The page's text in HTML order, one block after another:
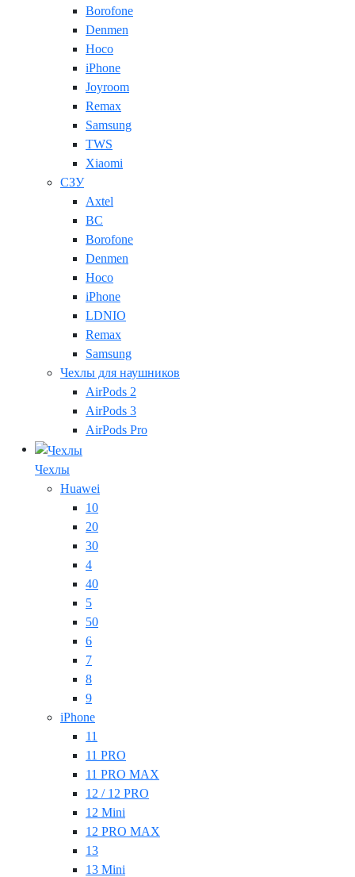
Borofone
Denmen
Hoco
iPhone
Joyroom
Remax
Samsung
TWS
Xiaomi
СЗУ
Axtel
BC
Borofone
Denmen
Hoco
iPhone
LDNIO
Remax
Samsung
Чехлы для наушников
AirPods 2
AirPods 3
AirPods Pro
Чехлы
Huawei
10
20
30
4
40
5
50
6
7
8
9
iPhone
11
11 PRO
11 PRO MAX
12 / 12 PRO
12 Mini
12 PRO MAX
13
13 Mini